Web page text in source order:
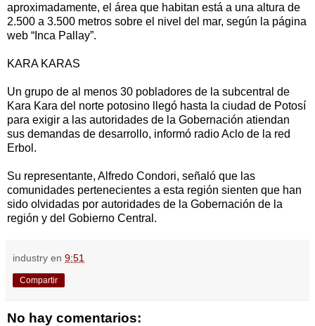
aproximadamente, el área que habitan está a una altura de
2.500 a 3.500 metros sobre el nivel del mar, según la página
web “Inca Pallay”.
KARA KARAS
Un grupo de al menos 30 pobladores de la subcentral de
Kara Kara del norte potosino llegó hasta la ciudad de Potosí
para exigir a las autoridades de la Gobernación atiendan
sus demandas de desarrollo, informó radio Aclo de la red
Erbol.
Su representante, Alfredo Condori, señaló que las
comunidades pertenecientes a esta región sienten que han
sido olvidadas por autoridades de la Gobernación de la
región y del Gobierno Central.
industry en 9:51
Compartir
No hay comentarios: